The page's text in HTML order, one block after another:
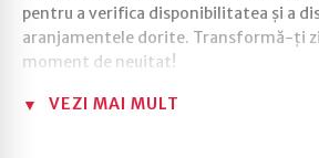
pentru a verifica disponibilitatea și a
aranjamentele dorite. Transformă-ți
moment de neuitat!
VEZI MAI MULT